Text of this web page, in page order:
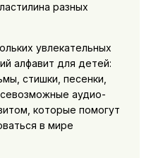
разных
увлекательных
алфавит для детей:
стишки, песенки,
аудио-
которые помогут
в мире